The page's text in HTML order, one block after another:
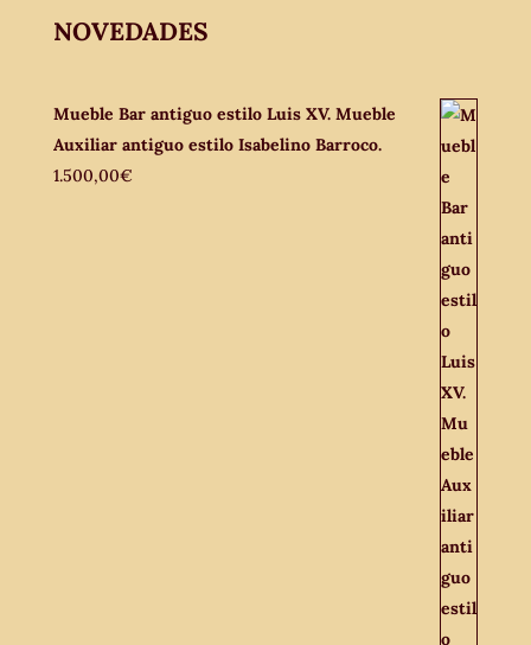
NOVEDADES
Mueble Bar antiguo estilo Luis XV. Mueble
Auxiliar antiguo estilo Isabelino Barroco.
1.500,00€